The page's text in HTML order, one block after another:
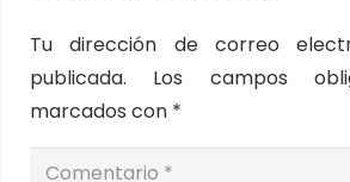
Tu dirección de correo
publicada.
Los campos
marcados con *